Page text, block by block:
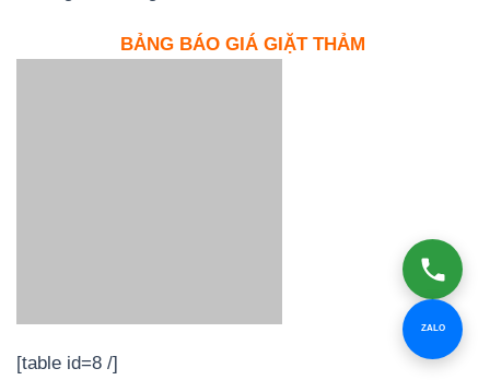
BẢNG BÁO GIÁ GIẶT THẢM
[table id=8 /]
ZALO